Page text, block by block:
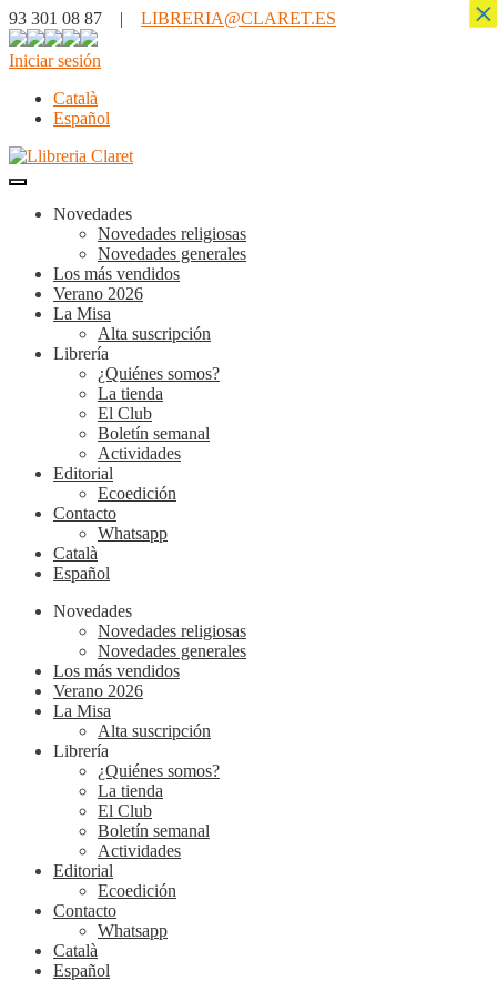
93 301 08 87 | LIBRERIA@CLARET.ES
Iniciar sesión
Català
Español
Novedades
Novedades religiosas
Novedades generales
Los más vendidos
Verano 2026
La Misa
Alta suscripción
Librería
¿Quiénes somos?
La tienda
El Club
Boletín semanal
Actividades
Editorial
Ecoedición
Contacto
Whatsapp
Català
Español
Novedades
Novedades religiosas
Novedades generales
Los más vendidos
Verano 2026
La Misa
Alta suscripción
Librería
¿Quiénes somos?
La tienda
El Club
Boletín semanal
Actividades
Editorial
Ecoedición
Contacto
Whatsapp
Català
Español
×